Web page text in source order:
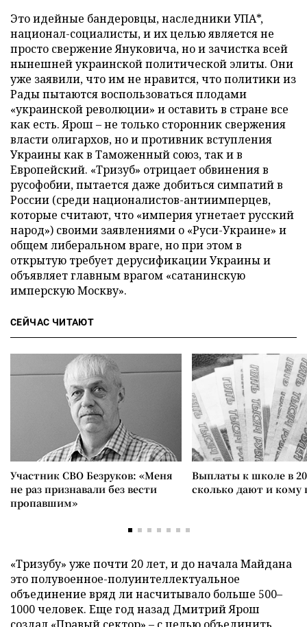
Это идейные бандеровцы, наследники УПА*,
национал-социалисты, и их целью является не
просто свержение Януковича, но и зачистка всей
нынешней украинской политической элиты. Они
уже заявили, что им не нравится, что политики из
Рады пытаются воспользоваться плодами
«украинской революции» и оставить в стране все
как есть. Ярош – не только сторонник свержения
власти олигархов, но и противник вступления
Украины как в Таможенный союз, так и в
Европейский. «Тризуб» отрицает обвинения в
русофобии, пытается даже добиться симпатий в
России (среди националистов-антиимперцев,
которые считают, что «империя угнетает русский
народ») своими заявлениями о «Руси-Украине» и
общем либеральном враге, но при этом в
открытую требует дерусификации Украины и
объявляет главным врагом «сатанинскую
имперскую Москву».
СЕЙЧАС ЧИТАЮТ
Участник СВО Безруков: «Меня
не раз признавали без вести
пропавшим»
Выплаты к школе в
сколько дают и
«Тризубу» уже почти 20 лет, и до начала Майдана
это полувоенное-полуинтеллектуальное
объединение вряд ли насчитывало больше 500–
1000 человек. Еще год назад Дмитрий Ярош